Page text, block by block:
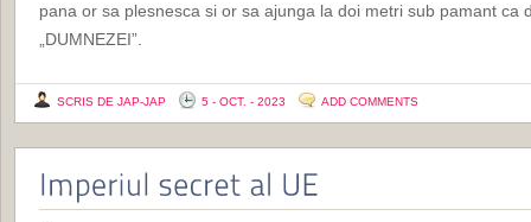
pana or sa plesnesca si or sa ajunga la doi metri sub pamant ca
„DUMNEZEI”.
SCRIS DE JAP-JAP 5 - OCT. - 2023 ADD COMMENTS